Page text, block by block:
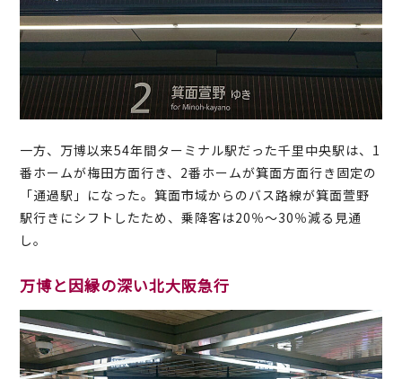
一方、万博以来54年間ターミナル駅だった千里中央駅は、1
番ホームが梅田方面行き、2番ホームが箕面方面行き固定の
「通過駅」になった。箕面市域からのバス路線が箕面萱野
駅行きにシフトしたため、乗降客は20％～30％減る見通
し。
万博と因縁の深い北大阪急行